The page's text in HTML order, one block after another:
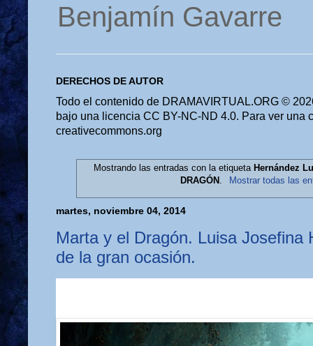
Benjamín Gavarre
DERECHOS DE AUTOR
Todo el contenido de DRAMAVIRTUAL.ORG ©
bajo una licencia CC BY-NC-ND 4.0. Para ver una
creativecommons.org
Mostrando las entradas con la etiqueta Hernández
DRAGÓN . Mostrar todas las
martes, noviembre 04, 2014
Marta y el Dragón. Luisa Josefina
de la gran ocasión.